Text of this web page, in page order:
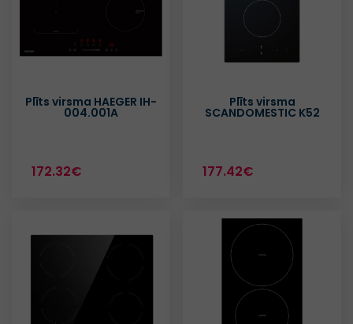
Plīts virsma HAEGER IH-
004.001A
172.32€
Plīts virsma
SCANDOMESTIC K52
177.42€